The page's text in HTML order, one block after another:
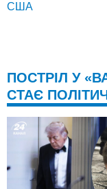
США
ПОСТРІЛ У
СТАЄ